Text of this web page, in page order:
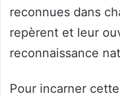
reconnues dans
repèrent et leur
reconnaissance
Pour incarner